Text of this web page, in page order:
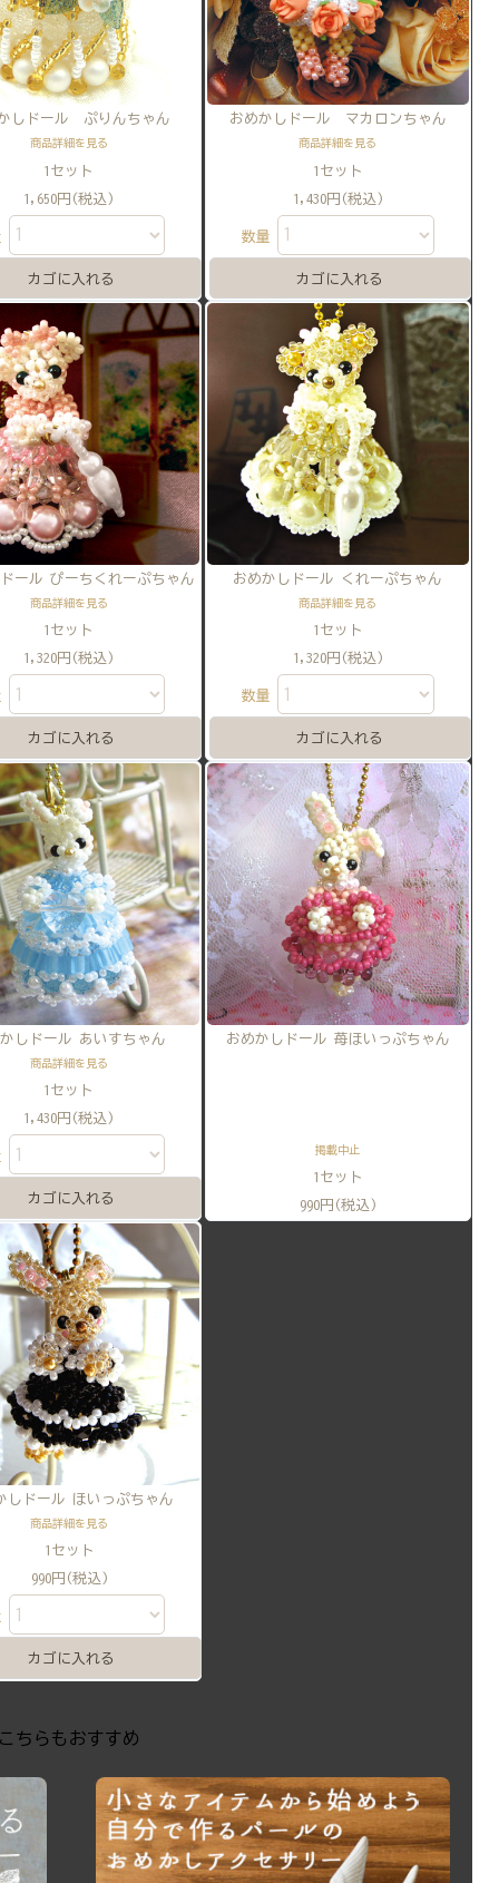
しドール ぷりんちゃん
商品詳細を見る
1セット
1,650円(税込)
おめかしドール マカロンちゃん
商品詳細を見る
1セット
1,430円(税込)
数量
ール ぴーちくれーぷちゃん
商品詳細を見る
1セット
1,320円(税込)
おめかしドール くれーぷちゃん
商品詳細を見る
1セット
1,320円(税込)
数量
しドール あいすちゃん
商品詳細を見る
1セット
1,430円(税込)
おめかしドール 苺ほいっぷちゃん
掲載中止
1セット
990円(税込)
しドール ほいっぷちゃん
商品詳細を見る
1セット
990円(税込)
ちらもおすすめ